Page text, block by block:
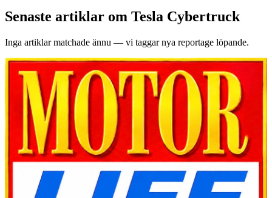
Senaste artiklar om Tesla Cybertruck
Inga artiklar matchade ännu — vi taggar nya reportage löpande.